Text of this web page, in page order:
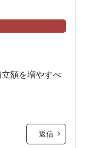
額を増やすべ
返信